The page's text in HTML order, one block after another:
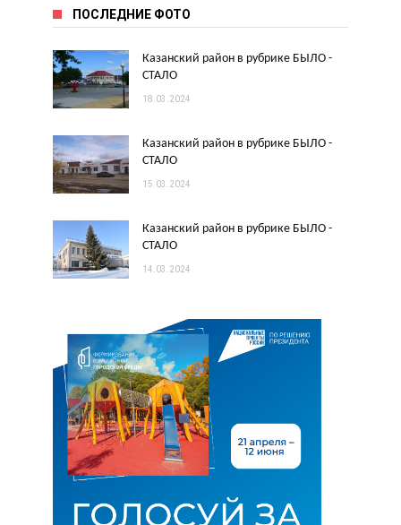
ПОСЛЕДНИЕ ФОТО
Казанский район в рубрике БЫЛО -
СТАЛО
18.03.2024
Казанский район в рубрике БЫЛО -
СТАЛО
15.03.2024
Казанский район в рубрике БЫЛО -
СТАЛО
14.03.2024